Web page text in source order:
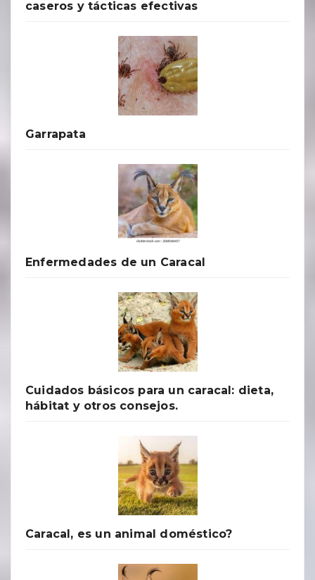
caseros y tácticas efectivas
Garrapata
Enfermedades de un Caracal
Cuidados básicos para un caracal: dieta,
hábitat y otros consejos.
Caracal, es un animal doméstico?